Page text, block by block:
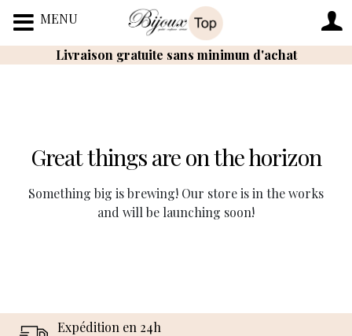
Livraison gratuite sans minimun d'achat
Great things are on the horizon
Something big is brewing! Our store is in the works
and will be launching soon!
Expédition en 24h
MENU